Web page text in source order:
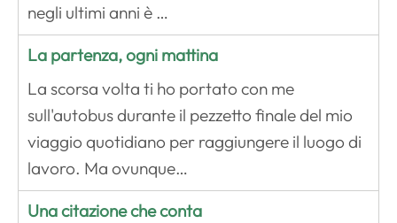
negli ultimi anni è …
La partenza, ogni mattina
La scorsa volta ti ho portato con me
sull'autobus durante il pezzetto finale del mio
viaggio quotidiano per raggiungere il luogo di
lavoro. Ma ovunque…
Una citazione che conta